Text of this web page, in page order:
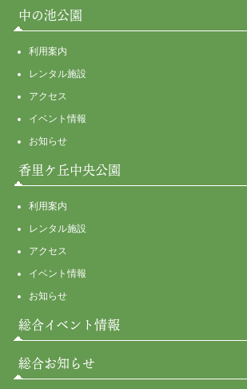
中の池公園
利用案内
レンタル施設
アクセス
イベント情報
お知らせ
香里ケ丘中央公園
利用案内
レンタル施設
アクセス
イベント情報
お知らせ
総合イベント情報
総合お知らせ